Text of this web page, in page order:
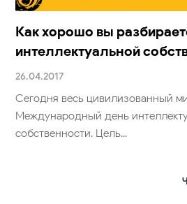
Как хорошо вы
интеллектуальной
26.04.2017
Сегодня весь цивилизованный
Международный день
собственности. Цель...